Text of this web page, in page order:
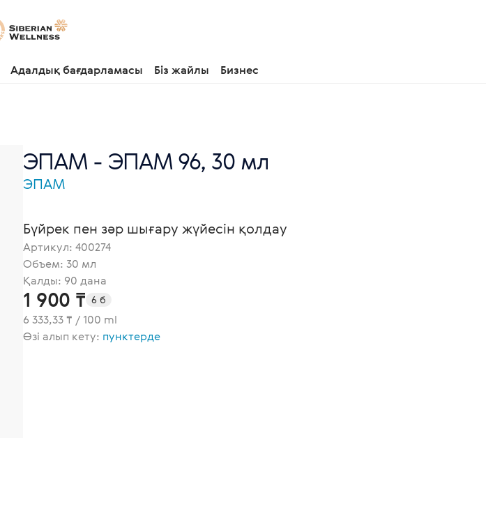
Адалдық бағдарламасы Біз жайлы Бизнес
ЭПАМ - ЭПАМ 96, 30 мл
ЭПАМ
Бүйрек пен зәр шығару жүйесін қолдау
Артикул: 400274
Объем: 30 мл
Қалды: 90 дана
1 900 ₸ 6 б
6 333,33 ₸ / 100 ml
Өзі алып кету: пунктерде